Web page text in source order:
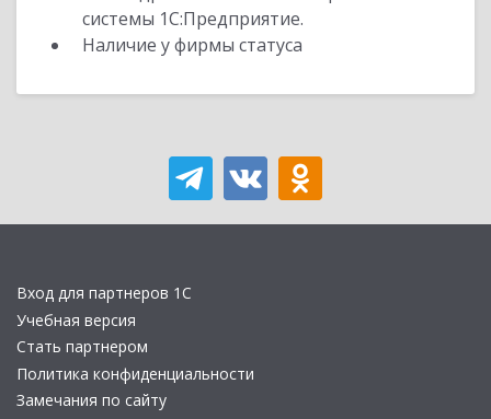
системы 1С:Предприятие.
Наличие у фирмы статуса
Вход для партнеров 1С
Учебная версия
Стать партнером
Политика конфиденциальности
Замечания по сайту